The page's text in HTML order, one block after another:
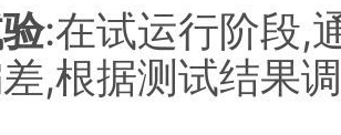
:在试运行阶段,
,根据测试结果